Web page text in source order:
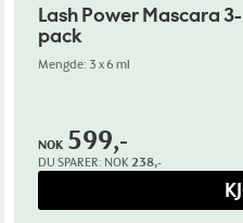
Lash Power Mascara 3-
pack
Mengde: 3 x 6 ml
NOK 599,-
DU SPARER: NOK 238,-